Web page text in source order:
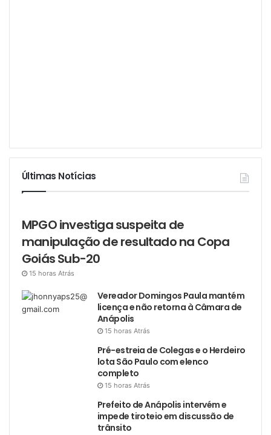
Últimas Notícias
MPGO investiga suspeita de
manipulação de resultado na Copa
Goiás Sub-20
15 horas Atrás
Vereador Domingos Paula mantém
licença e não retorna à Câmara de
Anápolis
15 horas Atrás
Pré-estreia de Colegas e o Herdeiro
lota São Paulo com elenco
completo
15 horas Atrás
Prefeito de Anápolis intervém e
impede tiroteio em discussão de
trânsito